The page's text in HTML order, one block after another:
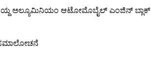
ಅಲ್ಯೂಮಿನಿಯಂ ಆಟೋಮೊಬೈಲ್ ಎಂಜಿನ್ ಬ್ಲಾಕ್
ಸಮಾಲೋಚನೆ